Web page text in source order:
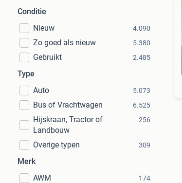
Conditie
Nieuw
4.090
Zo goed als nieuw 5.380
Gebruikt 2.485
Type
Auto
5.073
Bus of Vrachtwagen 6.525
Hijskraan, Tractor of
Landbouw
256
Overige typen 309
Merk
AWM
174